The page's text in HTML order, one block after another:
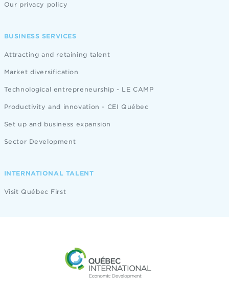
Our privacy policy
BUSINESS SERVICES
Attracting and retaining talent
Market diversification
Technological entrepreneurship - LE CAMP
Productivity and innovation - CEI Québec
Set up and business expansion
Sector Development
INTERNATIONAL TALENT
Visit Québec First